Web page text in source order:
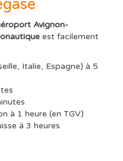
Avignon-
est facilement
Italie, Espagne) à 5
à 1 heure (en TGV)
à 3 heures